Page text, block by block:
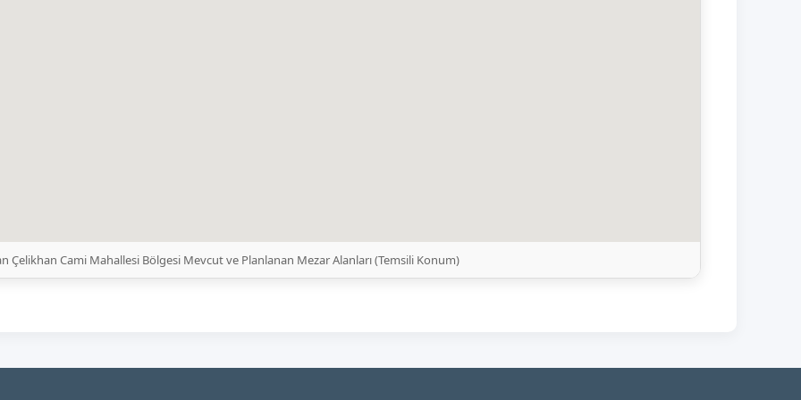
Çelikhan Cami Mahallesi Bölgesi Mevcut ve Planlanan Mezar Alanları (Temsili Konum)